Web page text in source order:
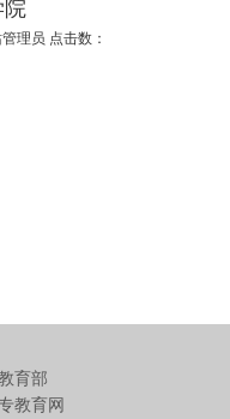
院
理员 点击数：
育部
教育网